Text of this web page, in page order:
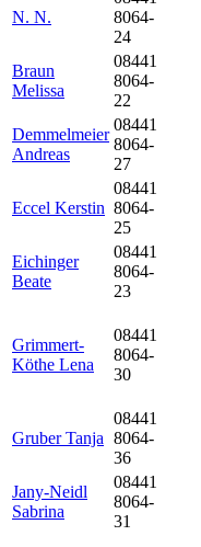
N. N.
8064-
24
Braun
Melissa
08441
8064-
22
Demmelmeier
Andreas
08441
8064-
27
Eccel Kerstin
08441
8064-
25
Eichinger
Beate
08441
8064-
23
Grimmert-
Köthe Lena
08441
8064-
30
Gruber Tanja
08441
8064-
36
Jany-Neidl
Sabrina
08441
8064-
31